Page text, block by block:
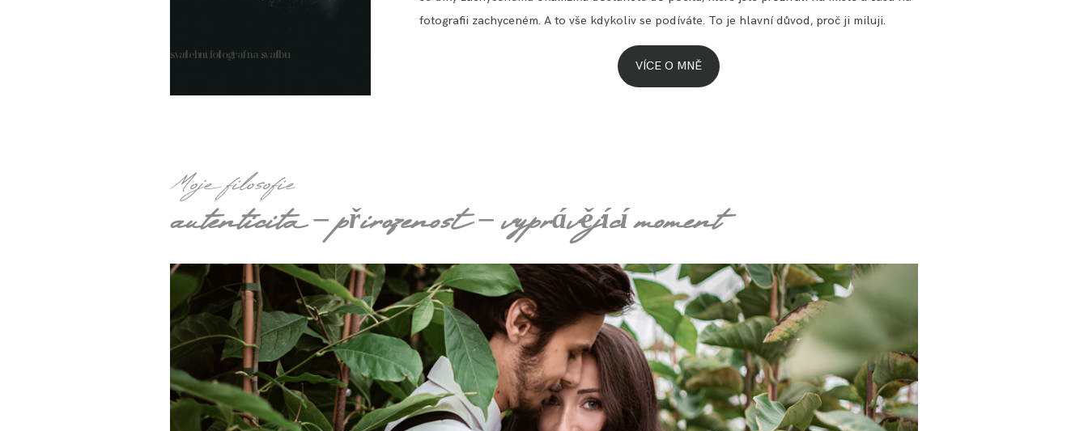
svatební fotograf na svatbu
fotografii zachyceném. A to vše kdykoliv se podíváte. To je hlavní důvod, proč ji miluji.
VÍCE O MNĚ
Moje filosofie
autenticita – přirozenost – vyprávějící moment